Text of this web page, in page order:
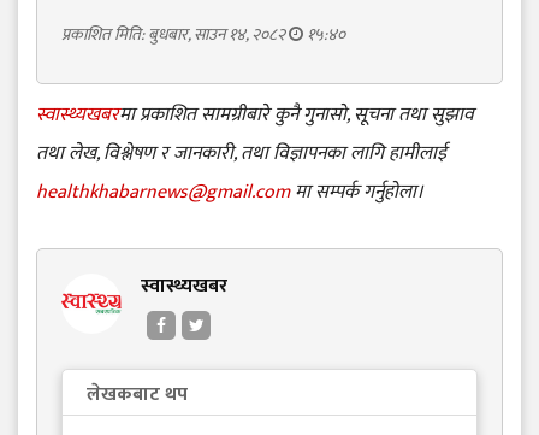
प्रकाशित मिति: बुधबार, साउन १४, २०८२ १५:४०
स्वास्थ्यखबरमा प्रकाशित सामग्रीबारे कुनै गुनासो, सूचना तथा सुझाव
तथा लेख, विश्लेषण र जानकारी, तथा विज्ञापनका लागि हामीलाई
healthkhabarnews@gmail.comमा सम्पर्क गर्नुहोला।
स्वास्थ्यखबर
लेखकबाट थप